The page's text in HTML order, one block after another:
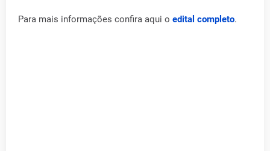
Para mais informações confira aqui o edital completo.